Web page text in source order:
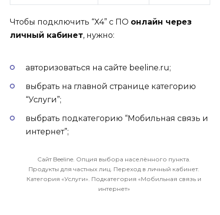
Чтобы подключить “Х4” с ПО онлайн через
личный кабинет, нужно:
авторизоваться на сайте beeline.ru;
выбрать на главной странице категорию
“Услуги”;
выбрать подкатегорию “Мобильная связь и
интернет”;
Сайт Beeline. Опция выбора населённого пункта.
Продукты для частных лиц. Переход в личный кабинет.
Категория «Услуги». Подкатегория «Мобильная связь и
интернет»